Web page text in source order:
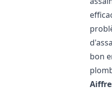
bon